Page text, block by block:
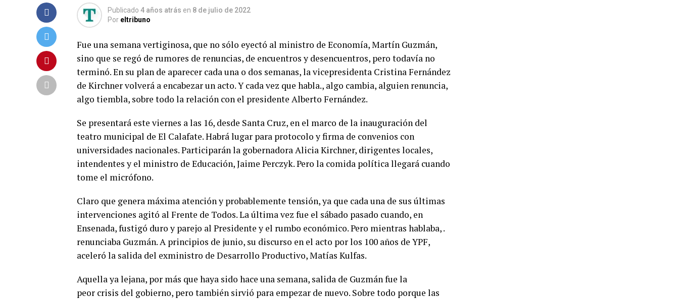
Publicado 4 años atrás en 8 de julio de 2022
Por eltribuno
Fue una semana vertiginosa, que no sólo eyectó al ministro de Economía, Martín Guzmán,
sino que se regó de rumores de renuncias, de encuentros y desencuentros, pero todavía no
terminó. En su plan de aparecer cada una o dos semanas, la vicepresidenta Cristina Fernández
de Kirchner volverá a encabezar un acto. Y cada vez que habla., algo cambia, alguien renuncia,
algo tiembla, sobre todo la relación con el presidente Alberto Fernández.
Se presentará este viernes a las 16, desde Santa Cruz, en el marco de la inauguración del
teatro municipal de El Calafate. Habrá lugar para protocolo y firma de convenios con
universidades nacionales. Participarán la gobernadora Alicia Kirchner, dirigentes locales,
intendentes y el ministro de Educación, Jaime Perczyk. Pero la comida política llegará cuando
tome el micrófono.
Claro que genera máxima atención y probablemente tensión, ya que cada una de sus últimas
intervenciones agitó al Frente de Todos. La última vez fue el sábado pasado cuando, en
Ensenada, fustigó duro y parejo al Presidente y el rumbo económico. Pero mientras hablaba, .
renunciaba Guzmán. A principios de junio, su discurso en el acto por los 100 años de YPF,
aceleró la salida del exministro de Desarrollo Productivo, Matías Kulfas.
Aquella ya lejana, por más que haya sido hace una semana, salida de Guzmán fue la
peor crisis del gobierno, pero también sirvió para empezar de nuevo. Sobre todo porque las